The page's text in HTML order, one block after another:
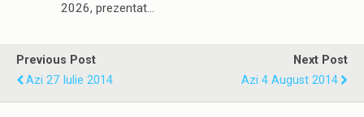
2026, prezentat…
Previous Post
Azi 27 Iulie 2014
Next Post
Azi 4 August 2014